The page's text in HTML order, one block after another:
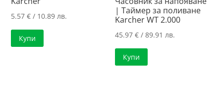
5.57€ / 10.89 лв.
Купи
| Таймер за поливане
Karcher WT 2.000
45.97€ / 89.91 лв.
Купи